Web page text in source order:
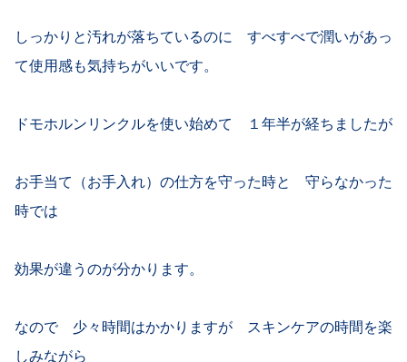
しっかりと汚れが落ちているのに すべすべで潤いがあっ
て使用感も気持ちがいいです。
ドモホルンリンクルを使い始めて １年半が経ちましたが
お手当て（お手入れ）の仕方を守った時と 守らなかった
時では
効果が違うのが分かります。
なので 少々時間はかかりますが スキンケアの時間を楽
しみながら